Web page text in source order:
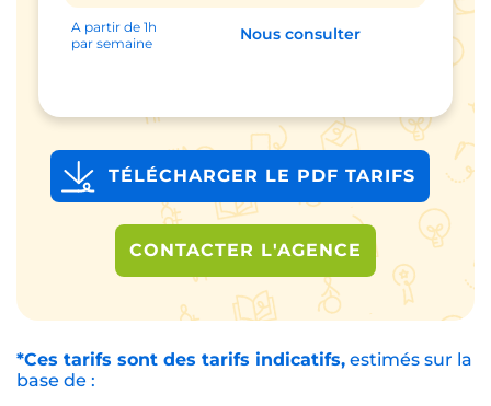
A partir de 1h
par semaine
Nous consulter
TÉLÉCHARGER LE PDF TARIFS
CONTACTER L'AGENCE
*Ces tarifs sont des tarifs indicatifs, estimés sur la
base de :